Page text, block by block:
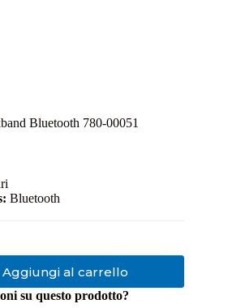
Bluetooth 780-00051
Bluetooth
Aggiungi al carrello
su questo prodotto?